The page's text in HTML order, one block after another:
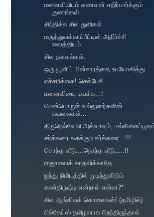
மனைவியிடம் கணவன் எதிர்பார்க்கும்
குணங்கள்
சிந்திக்க சில துளிகள்
மருத்துவக்காப்பீட்டின் அதிர்ச்சி
வைத்தியம்.
சில தகவல்கள்.
ஒரு யூனிட் மின்சாரத்தை உபயோகித்து
எச்சரிக்கை! செல்பேசி
மனைவியை மயக்க...!
மென்பொருள் வல்லுனர்களின்
கவலைகள்...
திருநெல்வேலி அல்வாவும்,
சர்க்கரை கசக்குற சர்க்கரை...!!!
சொந்த வீடு....நொந்த வீடு.....!!
ராஜாவைக் காதலிக்காதே
ஐந்து நிமிடத்தில் முடிந்துவிடும்
கண்திருஷ்டி என்றால் என்ன?*
சில ஆங்கிலக் கொலைகள்! (தமிழில்)
பில்கேட்ஸ் தமிழனாக பிறந்திருந்தால்